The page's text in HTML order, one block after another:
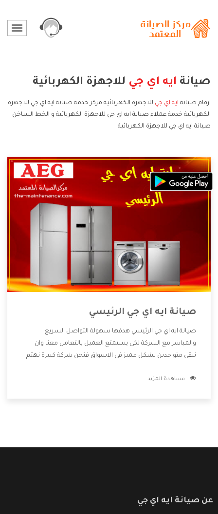
صيانة ايه اي جي للاجهزة الكهربائية
ارقام صيانة ايه اي جي للاجهزة الكهربائية مركز خدمة صيانة ايه اي جي للاجهزة
الكهربائية خدمة عملاء صيانة ايه اي جي للاجهزة الكهربائية و الخط الساخن
صيانة ايه اي جي للاجهزة الكهربائية.
صيانة ايه اي جي الرئيسي
صيانة ايه اي جي الرئيسي هدفها سهولة التواصل السريع
والمباشر مع الشركة لكى يستمتع العميل بالتعامل معنا وان
نبقى متواجدين بشكل مميز فى الاسواق فنحن شركة كبيرة نهتم
الشركة بها والتى تكون منها خدمة الصيانة التى تكون من أهم
مشاهدة المزيد
عن صيانة ايه اي جي